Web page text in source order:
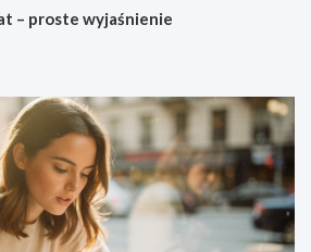
– proste wyjaśnienie